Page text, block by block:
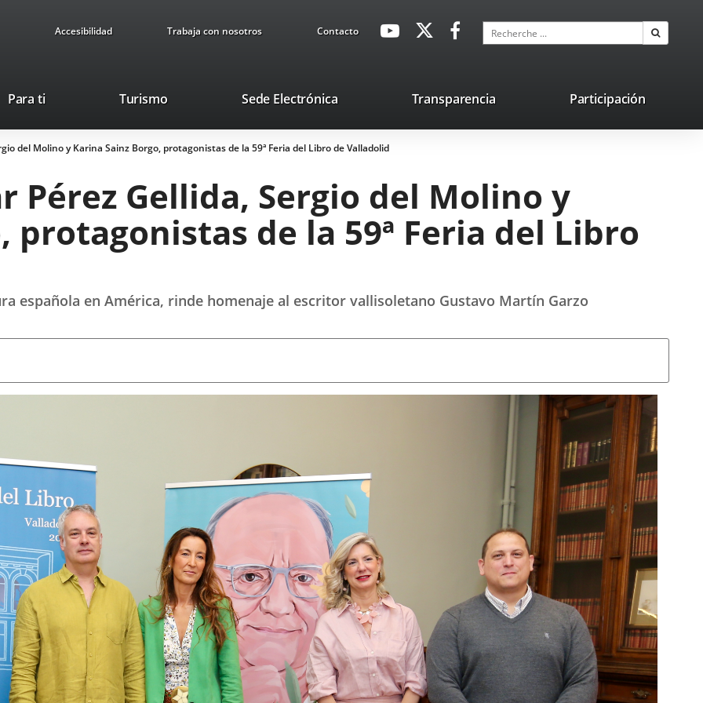
Accesibilidad Trabaja con nosotros ContactoavaHeaderSocial
Enlace
externa.
Enlace
aplicación
externa.
Enlace
aplicación
externa.
Recherche
Para ti TurismoEste
se
abrirá
una
ventana
nueva.
Sede ElectrónicaEnlace
una
aplicación
Transparencia Participación
del Molino y Karina Sainz Borgo, protagonistas de la 59ª Feria del Libro de Valladolid
Pérez Gellida, Sergio del Molino y
protagonistas de la 59ª Feria del Libro
española en América, rinde homenaje al escritor vallisoletano Gustavo Martín Garzo